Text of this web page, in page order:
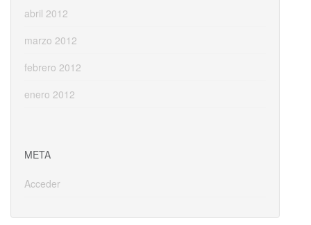
abril 2012
marzo 2012
febrero 2012
enero 2012
META
Acceder